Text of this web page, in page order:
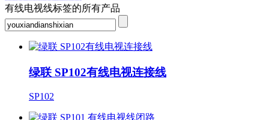
有线电视线标签的所有产品
绿联 SP102有线电视连接线
SP102